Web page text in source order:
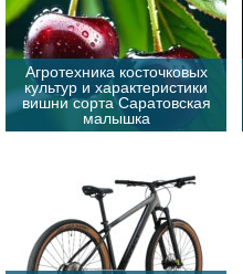
Агротехника косточковых
культур и характеристики
вишни сорта Саратовская
малышка